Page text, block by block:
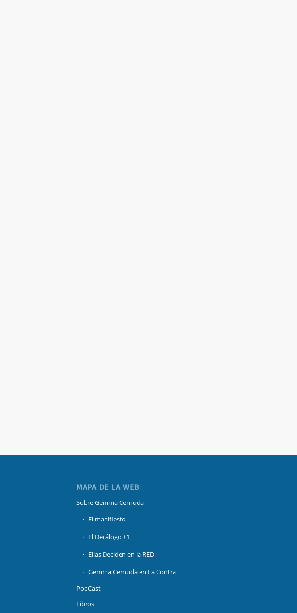
MAPA DE LA WEB:
Sobre Gemma Cernuda
El manifiesto
El Decálogo +1
Ellas Deciden en la RED
Gemma Cernuda en La Contra
PodCast
Libros